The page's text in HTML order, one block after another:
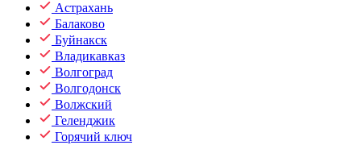
Астрахань
Балаково
Буйнакск
Владикавказ
Волгоград
Волгодонск
Волжский
Геленджик
Горячий ключ